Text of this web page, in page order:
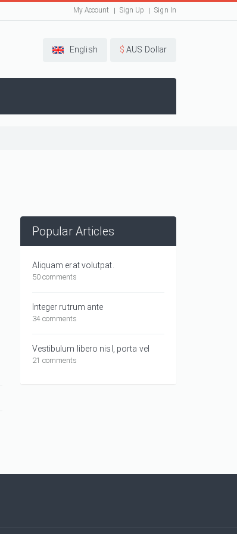
My Account Sign Up Sign In
English $ AUS Dollar
Popular Articles
Aliquam erat volutpat.
50 comments
Integer rutrum ante
34 comments
Vestibulum libero nisl, porta vel
21 comments